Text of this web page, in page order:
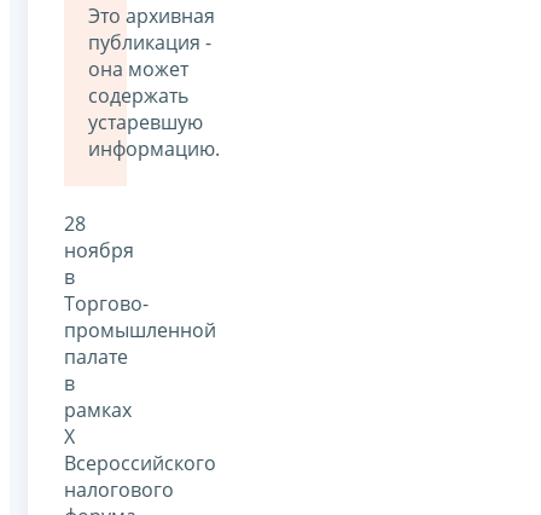
Это архивная
публикация -
она может
содержать
устаревшую
информацию.
28
ноября
в
Торгово-
промышленной
палате
в
рамках
X
Всероссийского
налогового